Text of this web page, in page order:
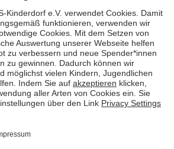
d) im Bereich
Wo.), SOS-Kinderdorf
(m/w/d)
- max. 30 Std./.Wo.), SOS-